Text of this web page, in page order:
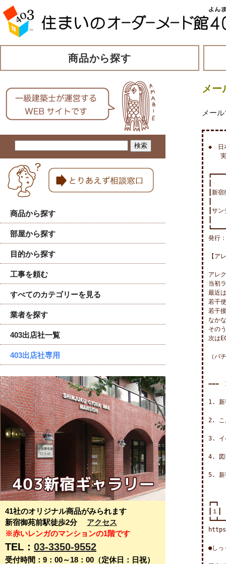
商品から探す
商品から探す
部屋から探す
目的から探す
工事を頼む
すべてのカテゴリーを見る
業者を探す
403出店社一覧
403出店社専用
41社のオリジナル商品がみられます
新宿御苑前駅徒歩2分 アクセス
※赤いレンガのマンションの1階です
TEL： 03-3350-9552
受付時間：9：00～18：00（定休日：日祝）
メ
メー
◆　日
実
┃新
┃サ
発行
【ア
アレ
当初
最近
若干
若干
なか
その
次は
（バ
===
1. 新
2. こ
3. イ
4. 図
5. 新
┏━┓
┃１
●しっ